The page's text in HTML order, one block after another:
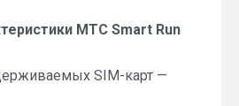
МТС Smart Run
SIM-карт —